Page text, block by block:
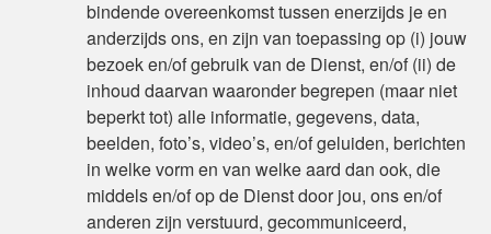
bindende overeenkomst tussen enerzijds je en
anderzijds ons, en zijn van toepassing op (i) jouw
bezoek en/of gebruik van de Dienst, en/of (ii) de
inhoud daarvan waaronder begrepen (maar niet
beperkt tot) alle informatie, gegevens, data,
beelden, foto’s, video’s, en/of geluiden, berichten
in welke vorm en van welke aard dan ook, die
middels en/of op de Dienst door jou, ons en/of
anderen zijn verstuurd, gecommuniceerd,